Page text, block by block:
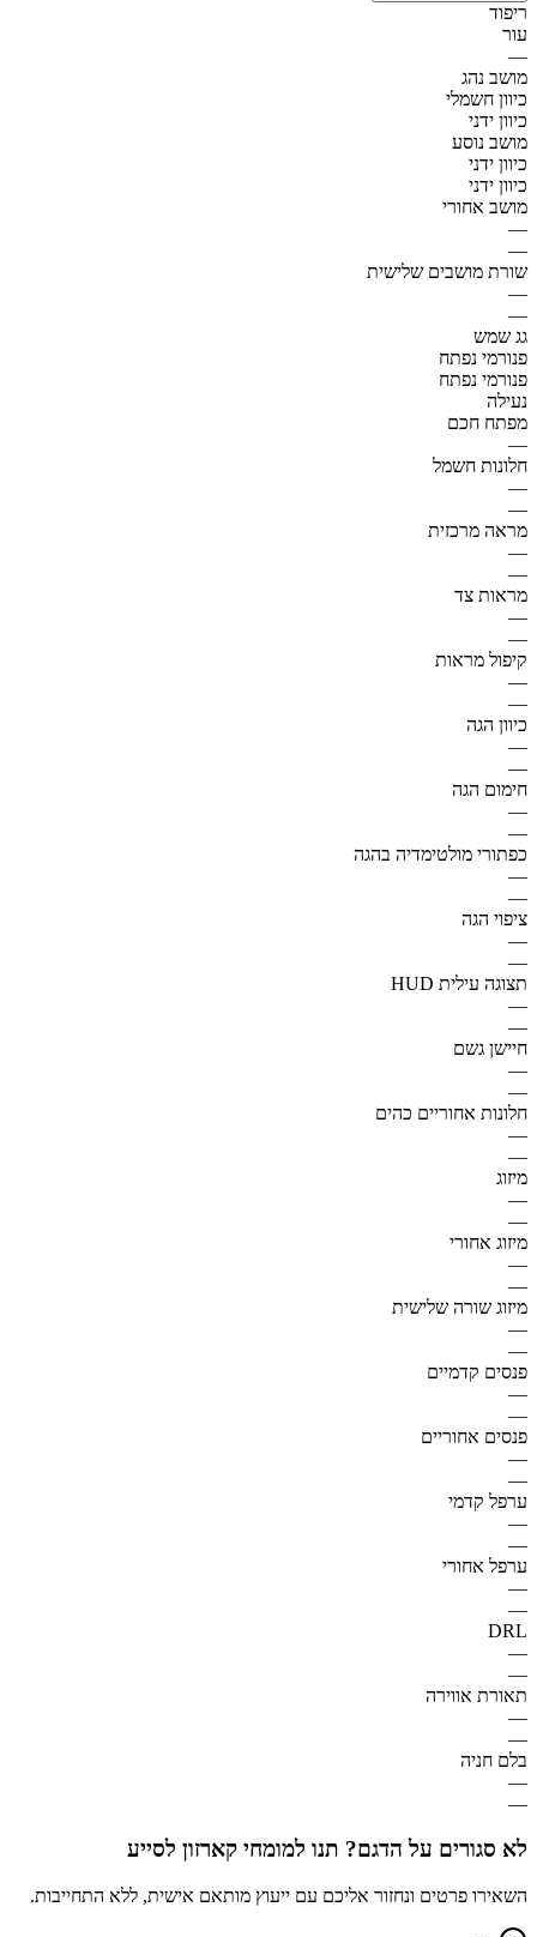
ריפוד
עור
—
מושב נהג
כיוון חשמלי
כיוון ידני
מושב נוסע
כיוון ידני
כיוון ידני
מושב אחורי
—
—
שורת מושבים שלישית
—
—
גג שמש
פנורמי נפתח
פנורמי נפתח
נעילה
מפתח חכם
—
חלונות חשמל
—
—
מראה מרכזית
—
—
מראות צד
—
—
קיפול מראות
—
—
כיוון הגה
—
—
חימום הגה
—
—
כפתורי מולטימדיה בהגה
—
—
ציפוי הגה
—
—
תצוגה עילית HUD
—
—
חיישן גשם
—
—
חלונות אחוריים כהים
—
—
מיזוג
—
—
מיזוג אחורי
—
—
מיזוג שורה שלישית
—
—
פנסים קדמיים
—
—
פנסים אחוריים
—
—
ערפל קדמי
—
—
ערפל אחורי
—
—
DRL
—
—
תאורת אווירה
—
—
בלם חניה
—
—
לא סגורים על הדגם? תנו למומחי קארזון לסייע
השאירו פרטים ונחזור אליכם עם ייעוץ מותאם אישית, ללא התחייבות.